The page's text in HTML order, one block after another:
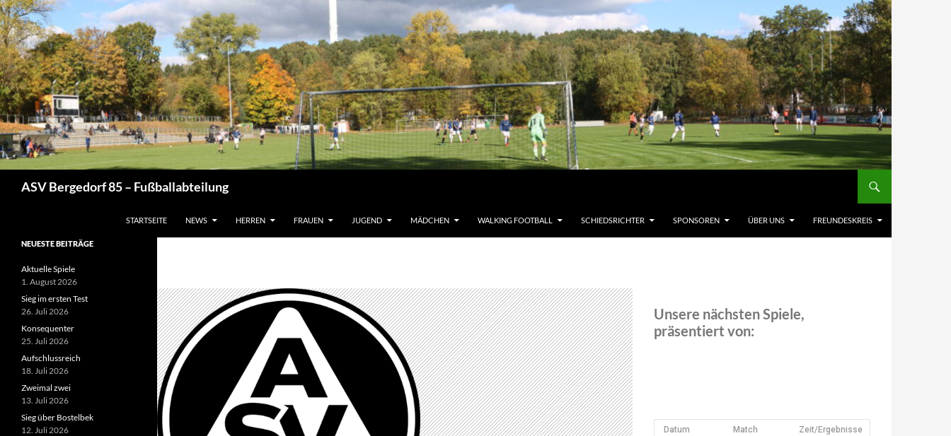
Zum
Inhalt
springen
ASV Bergedorf 85 – Fußballabteilung
STARTSEITE NEWS HERREN FRAUEN JUGEND MÄDCHEN WALKING FOOTBALL SCHIEDSRICHTER SPONSOREN ÜBER UNS FREUNDESKREIS
Unsere nächsten Spiele,
präsentiert von:
Datum Match Zeit/Ergebnisse
NEUESTE BEITRÄGE
Aktuelle Spiele
1. August 2026
Sieg im ersten Test
26. Juli 2026
Konsequenter
25. Juli 2026
Aufschlussreich
18. Juli 2026
Zweimal zwei
13. Juli 2026
Sieg über Bostelbek
12. Juli 2026